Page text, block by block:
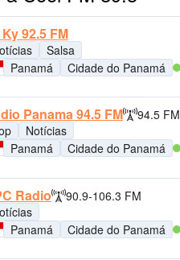
92.5 FM
Salsa
Panamá
Cidade do Panamá
Panama 94.5 FM
94.5 FM
Notícias
Panamá
Cidade do Panamá
Radio
90.9-106.3 FM
Panamá
Cidade do Panamá